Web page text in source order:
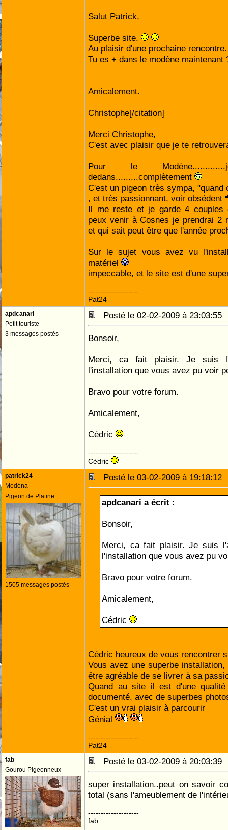
Salut Patrick,
Superbe site.
Au plaisir d'une prochaine rencontre.
Tu es + dans le modène maintenant
Amicalement.
Christophe[/citation]
Merci Christophe,
C'est avec plaisir que je te
Pour le
dedans.........complètement
C'est un pigeon très sympa, "quand
, et très passionnant, voir obsédent
Il me reste et je garde 4 couples
peux venir à Cosnes je prendrai 2
et qui sait peut être que l'année
Sur le sujet vous avez vu
matériel
impeccable, et le site est d'une
--------------------
Pat24
apdcanari
Petit touriste
3 messages postés
Posté le 02-02-2009 à
Bonsoir,
Merci, ca fait plaisir. Je suis
l'installation que vous avez pu voir
Bravo pour votre forum.
Amicalement,
Cédric
--------------------
Cédric
patrick24
Modéna
Pigeon de Platine
1505 messages postés
Posté le 03-02-2009 à
apdcanari a écrit :
Bonsoir,
Merci, ca fait plaisir. Je suis
l'installation que vous avez pu
Bravo pour votre forum.
Amicalement,
Cédric
Cédric heureux de vous rencontrer
Vous avez une superbe
être agréable de se livrer à sa
Quand au site il est d'une qualité
documenté, avec de superbes
C'est un vrai plaisir à parcourir
Génial
--------------------
Pat24
fab
Gourou Pigeonneux
Posté le 03-02-2009 à
super installation..peut on savoir
total (sans l'ameublement de
--------------------
fab